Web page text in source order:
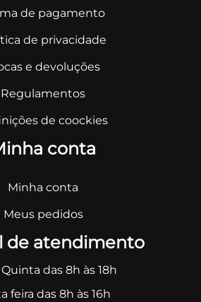
de pagamento
de privacidade
e devoluções
Regulamentos
de coockies
conta
Minha conta
Meus pedidos
de atendimento
das 8h às 18h
feira das 8h às 16h